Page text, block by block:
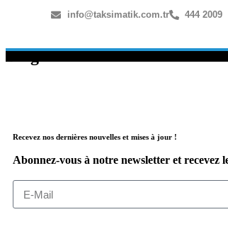
info@taksimatik.com.tr 444 2009
Blog
Recevez nos dernières nouvelles et mises à jour !
Abonnez-vous à notre newsletter et recevez